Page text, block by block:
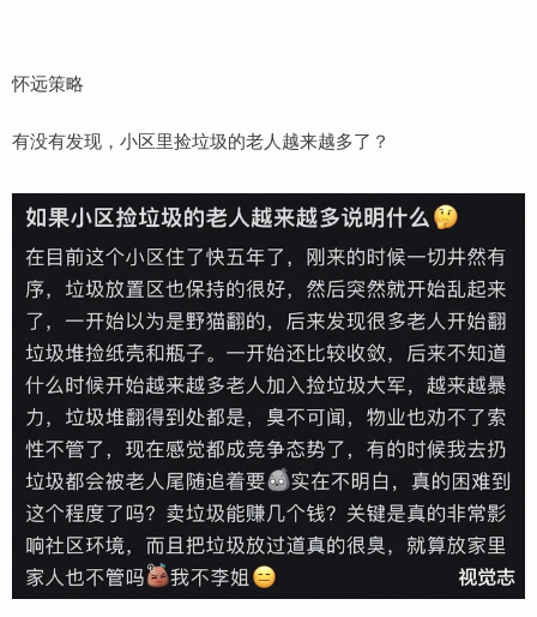
怀远策略
有没有发现，小区里捡垃圾的老人越来越多了？